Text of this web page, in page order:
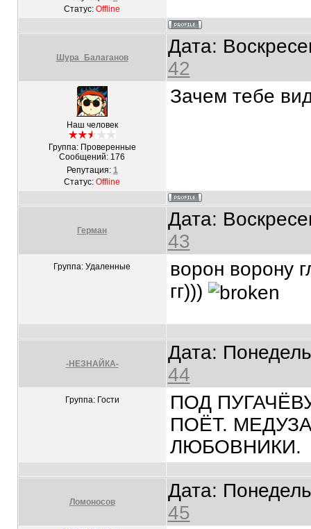
Статус: Offline
Шура_Балаганов
Дата:
42
Наш человек
Группа: Проверенные
Сообщений: 176
Репутация: 1
Статус: Offline
Зачем тебе
Герман
Дата:
43
Группа: Удаленные
ворон ворону
гг)))
-НЕЗНАЙКА-
Дата:
44
Группа: Гости
ПОД
ПОЁТ.
ЛЮБОВНИКИ.
Ломоносов
Дата:
45